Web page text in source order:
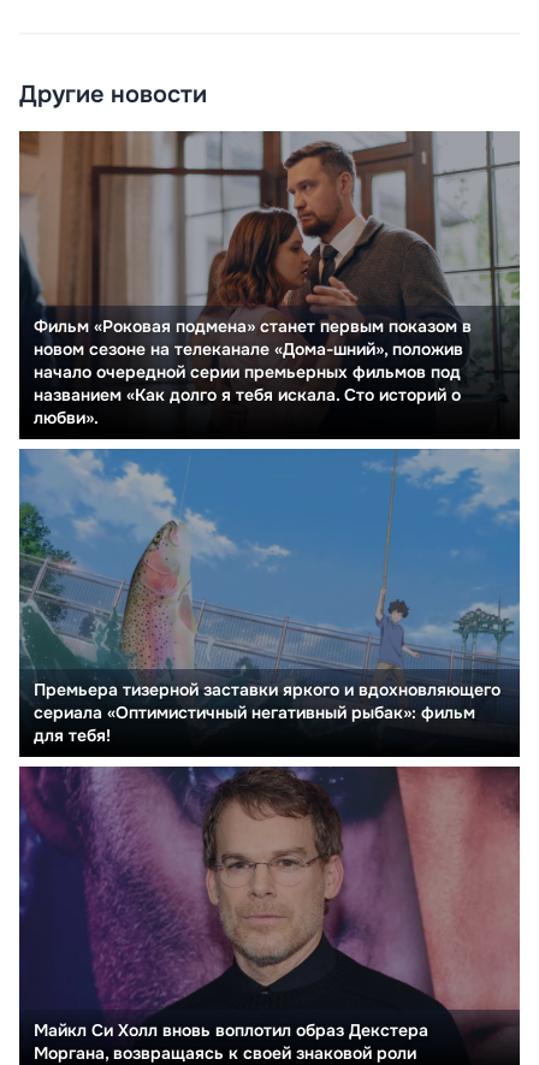
Другие новости
Фильм «Роковая подмена» станет первым показом в
новом сезоне на телеканале «Дома-шний», положив
начало очередной серии премьерных фильмов под
названием «Как долго я тебя искала. Сто историй о
любви».
Премьера тизерной заставки яркого и вдохновляющего
сериала «Оптимистичный негативный рыбак»: фильм
для тебя!
Майкл Си Холл вновь воплотил образ Декстера
Моргана, возвращаясь к своей знаковой роли